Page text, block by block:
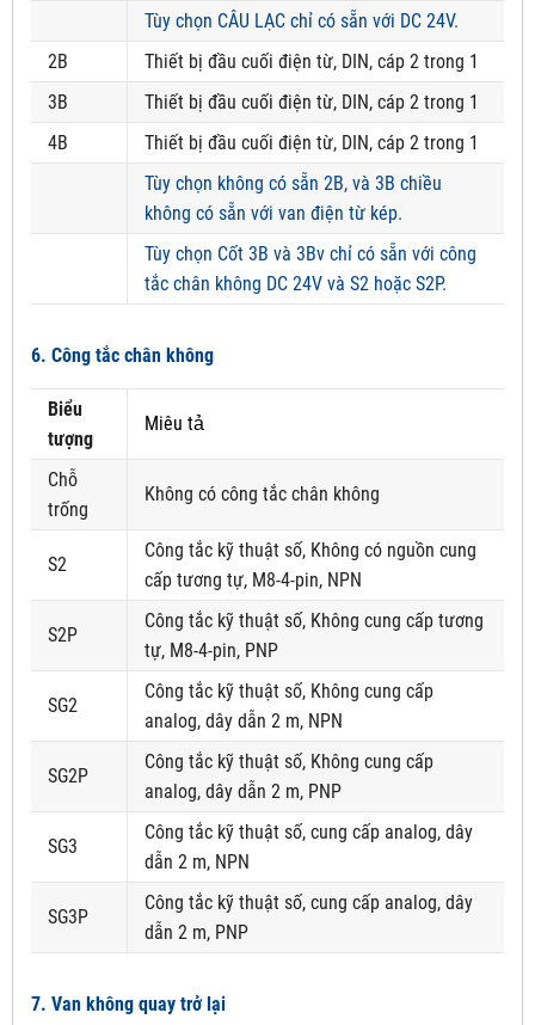
Tùy chọn CÂU LẠC chỉ có sẵn với DC 24V.
2B
Thiết bị đầu cuối điện từ, DIN, cáp 2 trong 1
3B
Thiết bị đầu cuối điện từ, DIN, cáp 2 trong 1
4B
Thiết bị đầu cuối điện từ, DIN, cáp 2 trong 1
Tùy chọn không có sẵn 2B, và 3B chiều
không có sẵn với van điện từ kép.
Tùy chọn Cốt 3B và 3Bv chỉ có sẵn với công
tắc chân không DC 24V và S2 hoặc S2P.
6. Công tắc chân không
Biểu
tượng
Miêu tả
Chỗ
trống
Không có công tắc chân không
S2
Công tắc kỹ thuật số, Không có nguồn cung
cấp tương tự, M8-4-pin, NPN
S2P
Công tắc kỹ thuật số, Không cung cấp tương
tự, M8-4-pin, PNP
SG2
Công tắc kỹ thuật số, Không cung cấp
analog, dây dẫn 2 m, NPN
SG2P
Công tắc kỹ thuật số, Không cung cấp
analog, dây dẫn 2 m, PNP
SG3
Công tắc kỹ thuật số, cung cấp analog, dây
dẫn 2 m, NPN
SG3P
Công tắc kỹ thuật số, cung cấp analog, dây
dẫn 2 m, PNP
7. Van không quay trở lại